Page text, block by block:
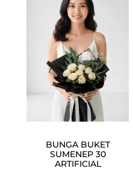
BUNGA BUKET
SUMENEP 30
ARTIFICIAL